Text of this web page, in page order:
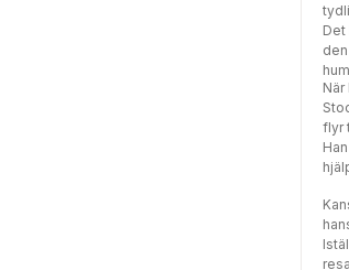
Det
flyr